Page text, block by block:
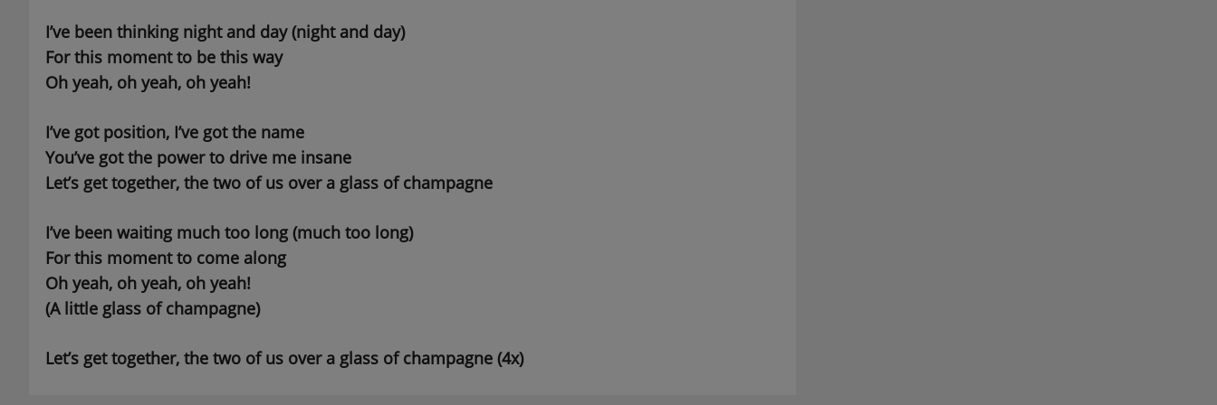
I’ve been thinking night and day (night and day)
For this moment to be this way
Oh yeah, oh yeah, oh yeah!
I’ve got position, I’ve got the name
You’ve got the power to drive me insane
Let’s get together, the two of us over a glass of champagne
I’ve been waiting much too long (much too long)
For this moment to come along
Oh yeah, oh yeah, oh yeah!
(A little glass of champagne)
Let’s get together, the two of us over a glass of champagne (4x)